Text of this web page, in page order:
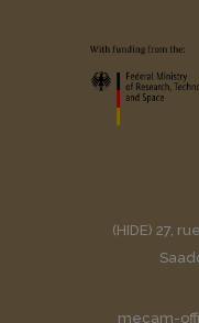
(HIDE) 27,
mecam-